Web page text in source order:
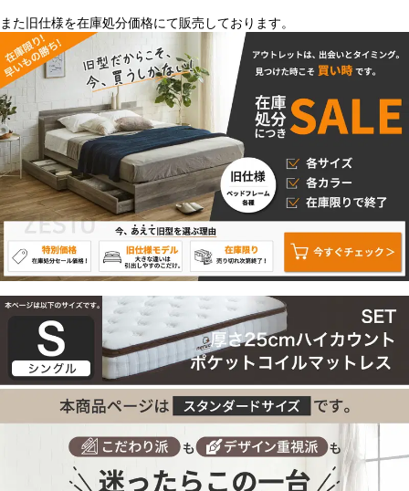
また旧仕様を在庫処分価格にて販売しております。